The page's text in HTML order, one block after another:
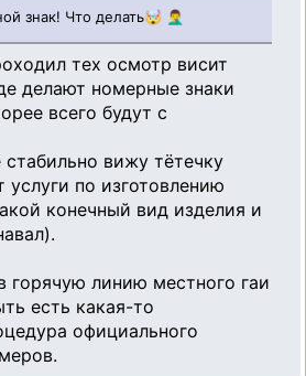
знак! Что делать🤯 🤦‍♂️
тех осмотр висит
делают номерные знаки
всего будут с
вижу тётечку
услуги по изготовлению
конечный вид изделия и
горячую линию местного гаи
есть какая-то
официального